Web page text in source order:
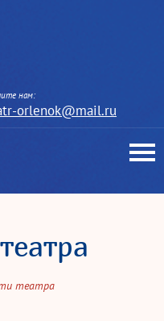
нам:
orlenok@mail.ru
театра